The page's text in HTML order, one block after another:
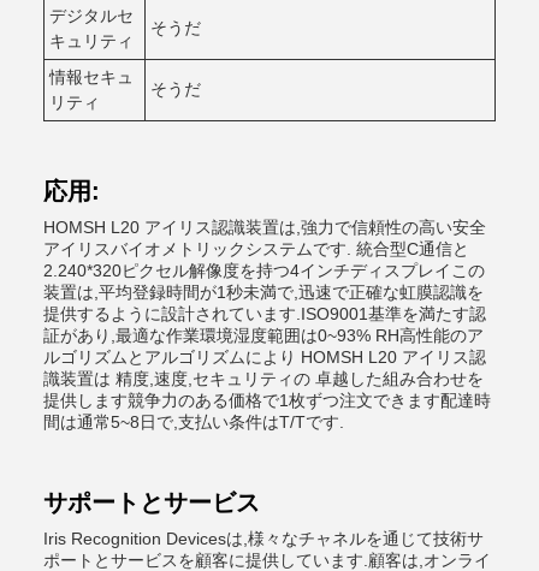
デジタルセ
キュリティ
そうだ
情報セキュ
リティ
そうだ
応用:
HOMSH L20 アイリス認識装置は,強力で信頼性の高い安全
アイリスバイオメトリックシステムです. 統合型C通信と
2.240*320ピクセル解像度を持つ4インチディスプレイこの
装置は,平均登録時間が1秒未満で,迅速で正確な虹膜認識を
提供するように設計されています.ISO9001基準を満たす認
証があり,最適な作業環境湿度範囲は0~93% RH高性能のア
ルゴリズムとアルゴリズムにより HOMSH L20 アイリス認
識装置は 精度,速度,セキュリティの 卓越した組み合わせを
提供します競争力のある価格で1枚ずつ注文できます配達時
間は通常5~8日で,支払い条件はT/Tです.
サポートとサービス
Iris Recognition Devicesは,様々なチャネルを通じて技術サ
ポートとサービスを顧客に提供しています.顧客は,オンライ